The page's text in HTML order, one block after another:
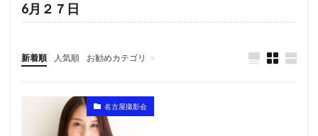
6月２７日
新着順 人気順 お勧めカテゴリ
東京
大阪
名古屋
広島・福岡
札幌・仙台
名古屋撮影会